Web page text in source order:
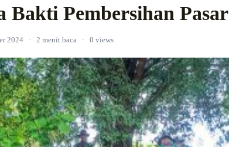
Bakti Pembersihan Pasar
2024 · 2 menit baca · 0 views